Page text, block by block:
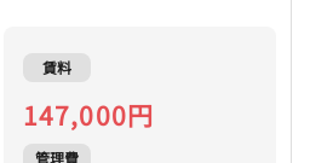
賃料
147,000円
管理費